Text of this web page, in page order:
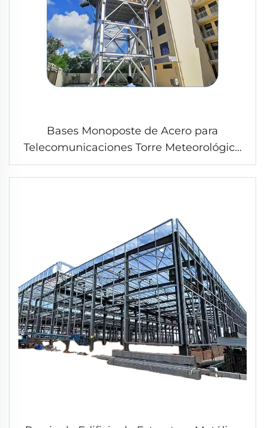
Bases Monoposte de Acero para
Telecomunicaciones Torre Meteorológica
con Antenas de Radar